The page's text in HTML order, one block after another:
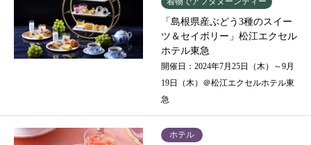
「島根県産ぶどう3種のスイー
ツ＆セイボリー」松江エクセル
ホテル東急
開催日：2024年7月25日（木）～9月
19日（木）＠松江エクセルホテル東
急
ホテル